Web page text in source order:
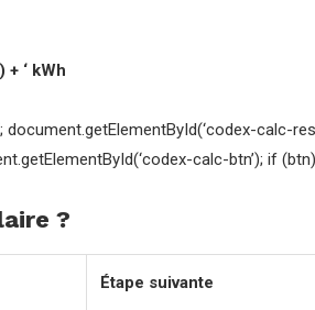
‘ kWh
document.getElementById(‘codex-calc-
calc-btn’); if
?
Étape suivante